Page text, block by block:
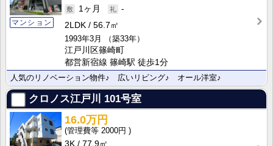
マンション
1ヶ月
-
2LDK
56.7㎡
1993年3月
（築33年）
江戸川区篠崎町
都営新宿線 篠崎駅 徒歩1分
人気のリノベーション物件♪ 広いリビング♪ オール洋室♪
クロノス江戸川 101号室
16.0万円
2000円
3K
77.9㎡